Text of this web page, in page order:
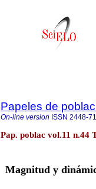
Papeles de
On-line version ISSN 2448-
Pap. poblac vol.11 n.44
Magnitud y